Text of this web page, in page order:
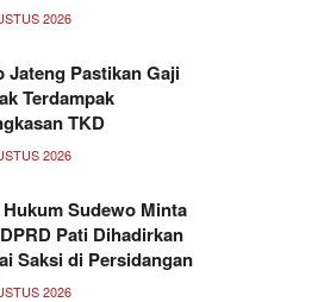
2026
Jateng Pastikan Gaji
Terdampak
TKD
2026
Sudewo Minta
Pati Dihadirkan
Saksi di Persidangan
2026